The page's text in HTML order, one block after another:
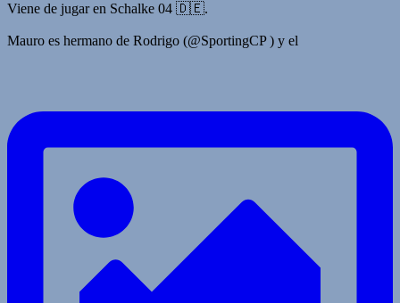
Viene de jugar en Schalke 04 🇩🇪.
Mauro es hermano de Rodrigo (@SportingCP ) y el